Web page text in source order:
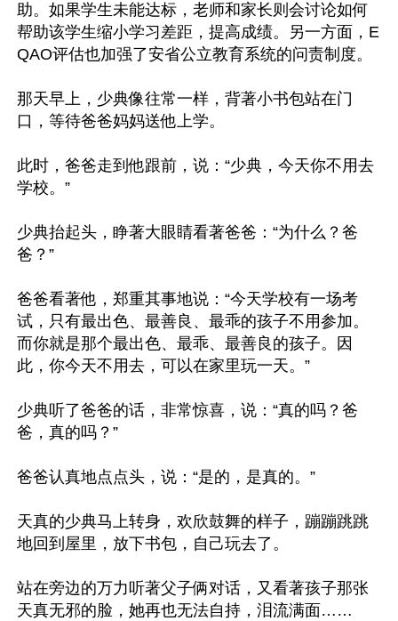
助。如果学生未能达标，老师和家长则会讨论如何
帮助该学生缩小学习差距，提高成绩。另一方面，E
QAO评估也加强了安省公立教育系统的问责制度。
那天早上，少典像往常一样，背著小书包站在门
口，等待爸爸妈妈送他上学。
此时，爸爸走到他跟前，说：“少典，今天你不用去
学校。”
少典抬起头，睁著大眼睛看著爸爸：“为什么？爸
爸？”
爸爸看著他，郑重其事地说：“今天学校有一场考
试，只有最出色、最善良、最乖的孩子不用参加。
而你就是那个最出色、最乖、最善良的孩子。因
此，你今天不用去，可以在家里玩一天。”
少典听了爸爸的话，非常惊喜，说：“真的吗？爸
爸，真的吗？”
爸爸认真地点点头，说：“是的，是真的。”
天真的少典马上转身，欢欣鼓舞的样子，蹦蹦跳跳
地回到屋里，放下书包，自己玩去了。
站在旁边的万力听著父子俩对话，又看著孩子那张
天真无邪的脸，她再也无法自持，泪流满面……